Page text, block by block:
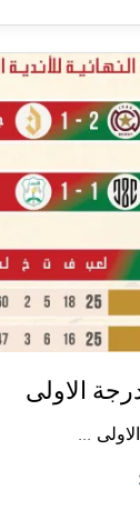
الاولى
...